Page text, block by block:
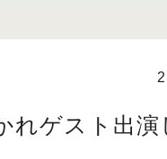
れゲスト出演